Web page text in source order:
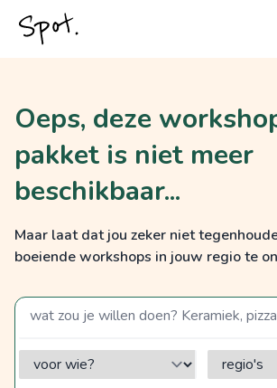
Oeps, deze
pakket is niet meer
beschikbaar...
Maar laat dat jou zeker niet
boeiende workshops in jouw regio te
zoek op een term
voor wie? regio's